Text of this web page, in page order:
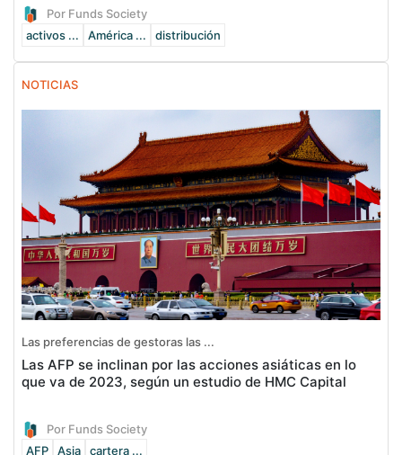
Por Funds Society
activos ...
América ... distribución
NOTICIAS
Las preferencias de gestoras las ...
Las AFP se inclinan por las acciones asiáticas en lo
que va de 2023, según un estudio de HMC Capital
Por Funds Society
AFP
Asia cartera ...